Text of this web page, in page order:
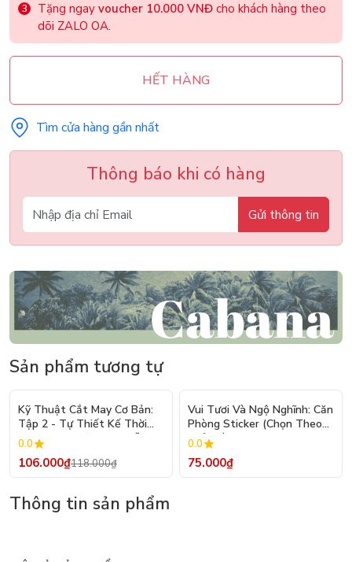
Tặng ngay voucher 10.000 VNĐ cho khách hàng theo
dõi ZALO OA.
HẾT HÀNG
Tìm cửa hàng gần nhất
Thông báo khi có hàng
Gửi thông tin
Sản phẩm tương tự
- 10%
Kỹ Thuật Cắt May Cơ Bản:
Tập 2 - Tự Thiết Kế Thời
Trang Nam Nữ - Tạo Mẫu
Rập - Kỹ Thuật Nhảy Size
0.0
106.000₫118.000₫
Vui Tươi Và Ngộ Nghĩnh: Căn
Phòng Sticker (Chọn Theo
Chủ Đề) - Hơn 250 Sticker
0.0
75.000₫
Thông tin sản phẩm